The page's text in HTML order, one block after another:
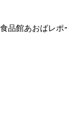
品館あおばレポ